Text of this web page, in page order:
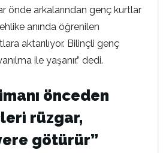
önde arkalarından genç kurtlar
anında öğrenilen
aktarılıyor. Bilinçli genç
ile yaşanır.” dedi.
önceden
rüzgar,
götürür”